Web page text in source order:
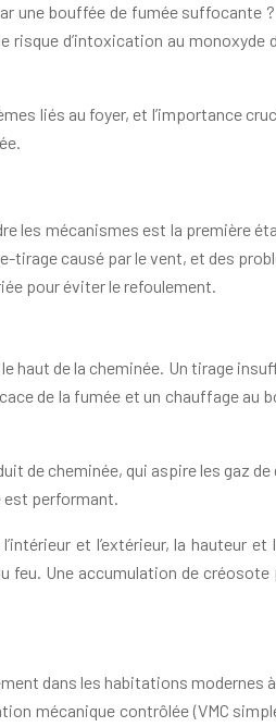
une bouffée de fumée
risque d’intoxication au
liés au foyer, et l’importance
les mécanismes est la première
causé par le vent, et des
pour éviter le refoulement.
de la cheminée. Un tirage
de la fumée et un chauffage
de cheminée, qui aspire les gaz
est performant.
et l’extérieur, la hauteur
Une accumulation de
dans les habitations
mécanique contrôlée (VMC